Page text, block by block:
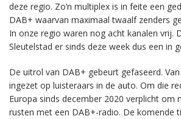
deze regio. Zo’n multiplex is in feite een
DAB+ waarvan maximaal twaalf zenders
In onze regio waren nog acht kanalen vrij.
Sleutelstad er sinds deze week dus een in
De uitrol van DAB+ gebeurt gefaseerd.
ingezet op luisteraars in de auto. Om die
Europa sinds december 2020 verplicht om
rusten met een DAB+-radio. De komende